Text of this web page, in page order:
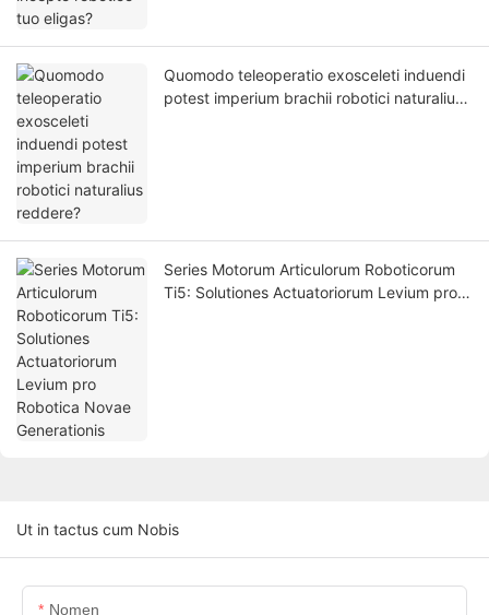
Quomodo teleoperatio exosceleti induendi
potest imperium brachii robotici naturalius
Series Motorum Articulorum Roboticorum
Ti5: Solutiones Actuatoriorum Levium pro
Ut in tactus cum Nobis
Nomen